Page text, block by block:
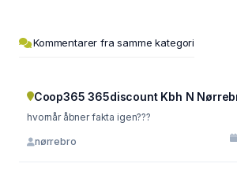
Kommentarer fra samme kategori
Coop365 365discount Kbh N
hvornår åbner fakta igen???
nørrebro